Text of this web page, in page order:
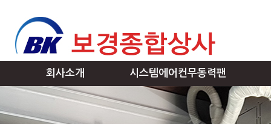
회사소개 시스템에어컨무동력팬